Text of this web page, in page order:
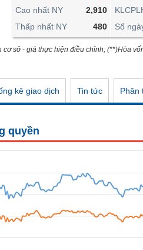
Cao nhất NY
2,910
Thấp nhất NY
480
Số
sở - giá thực hiện điều chỉnh; (**)Hòa
kê giao dịch Tin tức Phân
quyền
THIẾT YẾU